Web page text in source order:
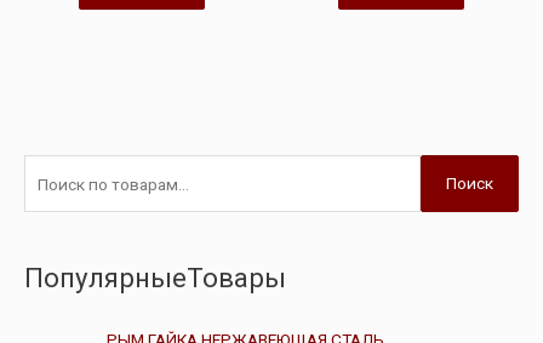
Поиск
ПопулярныеТовары